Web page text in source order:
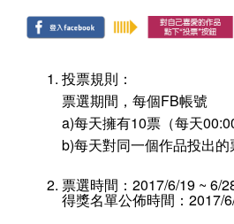
投票規則：
票選期間，每個FB帳號
a)每天擁有10票（每天
b)每天對同一個作品投出的
票選時間：2017/6/19 ~ 6/
得獎名單公佈時間：2017/